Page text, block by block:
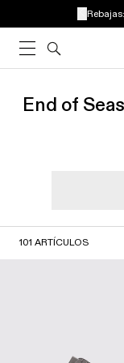
Rebajas:
End of
101 ARTÍCULOS